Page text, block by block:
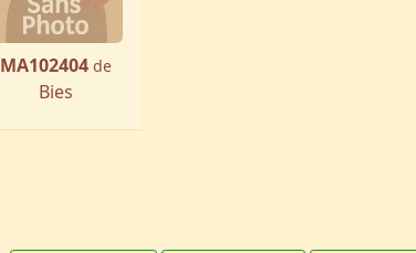
MA102404 de
Bies